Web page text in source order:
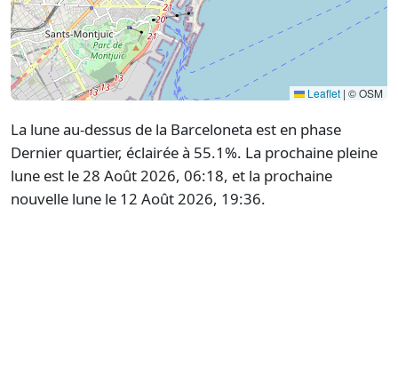
Leaflet | © OSM
La lune au-dessus de la Barceloneta est en phase
Dernier quartier, éclairée à 55.1%. La prochaine pleine
lune est le 28 Août 2026, 06:18, et la prochaine
nouvelle lune le 12 Août 2026, 19:36.